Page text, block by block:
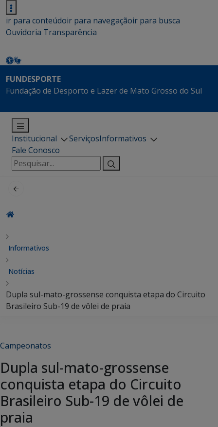
ir para conteúdoir para navegaçãoir para busca
Ouvidoria Transparência
FUNDESPORTE
Fundação de Desporto e Lazer de Mato Grosso do Sul
Institucional ServiçosInformativos
Fale Conosco
Pesquisar
por:
Informativos
Notícias
Dupla sul-mato-grossense conquista etapa do Circuito
Brasileiro Sub-19 de vôlei de praia
Campeonatos
Dupla sul-mato-grossense
conquista etapa do Circuito
Brasileiro Sub-19 de vôlei de
praia